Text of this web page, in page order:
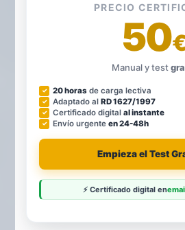
PRECIO
50€
Manual y test
20 horas de carga lectiva
Adaptado alRD 1627/1997
Certificado digitalal instante
Envío urgenteen 24-48h
Empieza el Test
⚡ Certificado digital en